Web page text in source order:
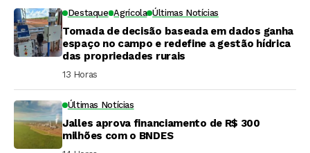
Destaque Agrícola Últimas Notícias
Tomada de decisão baseada em dados ganha
espaço no campo e redefine a gestão hídrica
das propriedades rurais
13 Horas ⁮
Últimas Notícias
Jalles aprova financiamento de R$ 300
milhões com o BNDES